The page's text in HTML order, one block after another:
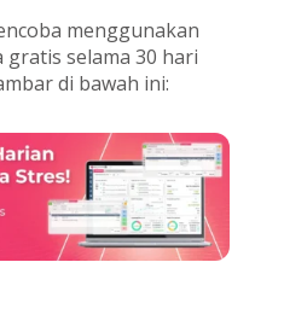
menggunakan
gratis selama 30 hari
di bawah ini: